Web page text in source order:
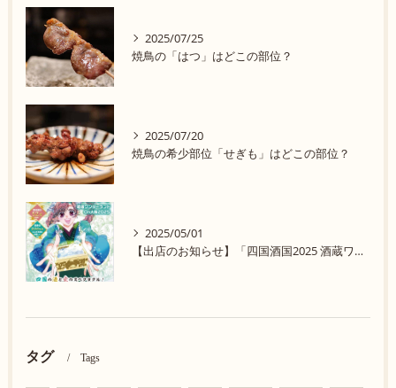
2025/07/25
焼鳥の「はつ」はどこの部位？
2025/07/20
焼鳥の希少部位「せぎも」はどこの部位？
2025/05/01
【出店のお知らせ】「四国酒国2025 酒蔵ワンダーランド in 大阪」に参加します！
タグ Tags